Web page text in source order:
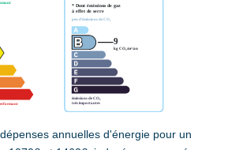
annuelles d'énergie pour un